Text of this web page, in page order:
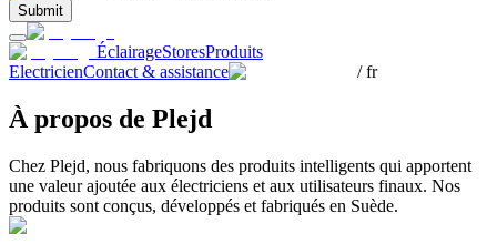
Submit
ÉclairageStoresProduits
ElectricienContact & assistance /fr
À propos de Plejd
Chez Plejd, nous fabriquons des produits intelligents qui apportent
une valeur ajoutée aux électriciens et aux utilisateurs finaux. Nos
produits sont conçus, développés et fabriqués en Suède.